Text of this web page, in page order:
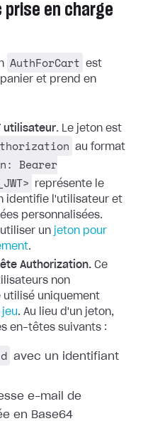
en charge
AuthForCart
est
et prend en
utilisateur. Le jeton est
au format
Bearer
représente le
identifie l'utilisateur et
personnalisées.
un jeton pour
.
Authorization. Ce
non
uniquement
. Au lieu d'un jeton,
en-têtes suivants :
avec un identifiant
e-mail de
en Base64